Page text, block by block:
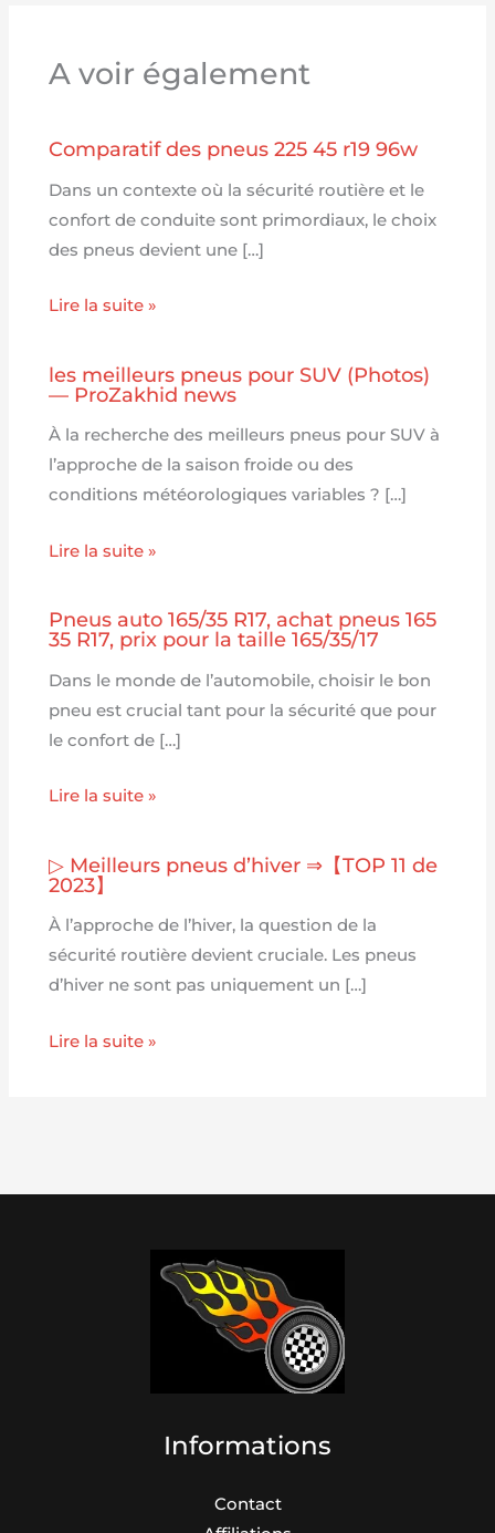
A voir également
Comparatif des pneus 225 45 r19 96w
Dans un contexte où la sécurité routière et le
confort de conduite sont primordiaux, le choix
des pneus devient une […]
Lire la suite »
les meilleurs pneus pour SUV (Photos)
— ProZakhid news
À la recherche des meilleurs pneus pour SUV à
l’approche de la saison froide ou des
conditions météorologiques variables ? […]
Lire la suite »
Pneus auto 165/35 R17, achat pneus 165
35 R17, prix pour la taille 165/35/17
Dans le monde de l’automobile, choisir le bon
pneu est crucial tant pour la sécurité que pour
le confort de […]
Lire la suite »
▷ Meilleurs pneus d’hiver ⇒【TOP 11 de
2023】
À l’approche de l’hiver, la question de la
sécurité routière devient cruciale. Les pneus
d’hiver ne sont pas uniquement un […]
Lire la suite »
Informations
Contact